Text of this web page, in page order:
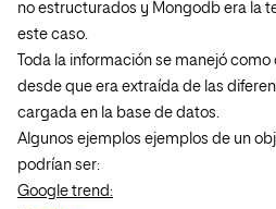
no estructurados y Mongodb era la
este caso.
Toda la información se manejó
desde que era extraída de las
cargada en la base de datos.
Algunos ejemplos ejemplos de un
podrían ser:
Google trend: